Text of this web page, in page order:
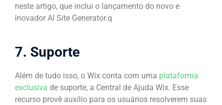
neste artigo, que inclui o lançamento do novo e
inovador AI Site Generator.q
7. Suporte
Além de tudo isso, o Wix conta com uma plataforma
exclusiva de suporte, a Central de Ajuda Wix. Esse
recurso provê auxílio para os usuários resolverem suas